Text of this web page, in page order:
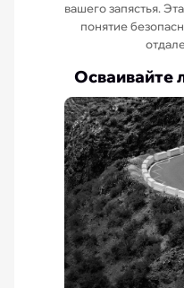
вашего запястья.
понятие
Осваивайте